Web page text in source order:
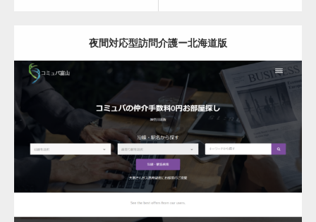
夜間対応型訪問介護ー北海道版
更新日： 2023.03.08
夜間対応型訪問介護
詳細 検索サイト